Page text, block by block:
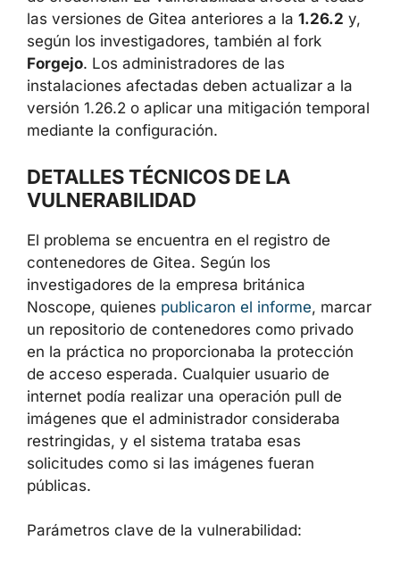
las versiones de Gitea anteriores a la 1.26.2 y,
según los investigadores, también al fork
Forgejo. Los administradores de las
instalaciones afectadas deben actualizar a la
versión 1.26.2 o aplicar una mitigación temporal
mediante la configuración.
DETALLES TÉCNICOS DE LA
VULNERABILIDAD
El problema se encuentra en el registro de
contenedores de Gitea. Según los
investigadores de la empresa británica
Noscope, quienes publicaron el informe, marcar
un repositorio de contenedores como privado
en la práctica no proporcionaba la protección
de acceso esperada. Cualquier usuario de
internet podía realizar una operación pull de
imágenes que el administrador consideraba
restringidas, y el sistema trataba esas
solicitudes como si las imágenes fueran
públicas.
Parámetros clave de la vulnerabilidad: